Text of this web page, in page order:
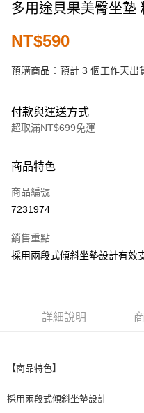
多用途貝果美臀坐墊
NT$590
預購商品：預計 3 個工作天出
付款與運送方式
超取滿NT$699免運
信用卡一次付款
超商取貨付款
街口支付
【關於「AFTEE先享後付」】
AFTEE先享後付是「在收到商品
１．簡單：不需註冊會員、不需綁
ATM付款
運送方式
商品特色
商品編號
7231974
銷售重點
採用兩段式傾斜坐墊設計有效
詳細說明
【商品特色】
採用兩段式傾斜坐墊設計